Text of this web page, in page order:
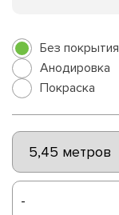
Без покрытия
Анодировка
Покраска
-